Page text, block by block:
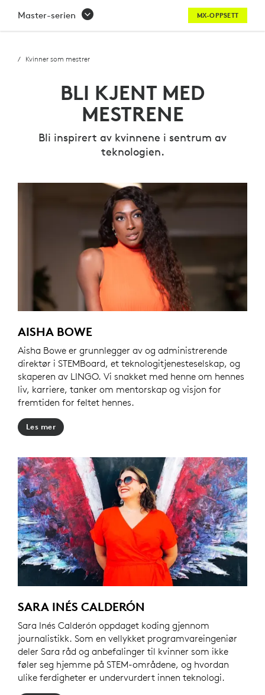
BLI
MED
MESTERNE
KVINNER
SOM
SERIEN
LOGITECH
Master-serien MX-OPPSETT
Kvinner som mestrer
BLI KJENT MED
MESTRENE
Bli inspirert av kvinnene i sentrum av
teknologien.
AISHA BOWE
Aisha Bowe er grunnlegger av og administrerende
direktør i STEMBoard, et teknologitjenesteselskap, og
skaperen av LINGO. Vi snakket med henne om hennes
liv, karriere, tanker om mentorskap og visjon for
fremtiden for feltet hennes.
Les mer
SARA INÉS CALDERÓN
Sara Inés Calderón oppdaget koding gjennom
journalistikk. Som en vellykket programvareingeniør
deler Sara råd og anbefalinger til kvinner som ikke
føler seg hjemme på STEM-områdene, og hvordan
ulike ferdigheter er undervurdert innen teknologi.